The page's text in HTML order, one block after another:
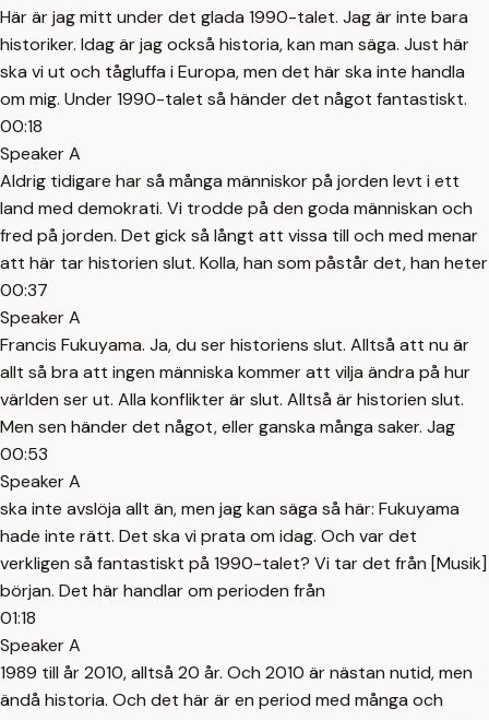
Här är jag mitt under det glada 1990-talet. Jag är inte bara
historiker. Idag är jag också historia, kan man säga. Just här
ska vi ut och tågluffa i Europa, men det här ska inte handla
om mig. Under 1990-talet så händer det något fantastiskt.
00:18
Speaker A
Aldrig tidigare har så många människor på jorden levt i ett
land med demokrati. Vi trodde på den goda människan och
fred på jorden. Det gick så långt att vissa till och med menar
att här tar historien slut. Kolla, han som påstår det, han heter
00:37
Speaker A
Francis Fukuyama. Ja, du ser historiens slut. Alltså att nu är
allt så bra att ingen människa kommer att vilja ändra på hur
världen ser ut. Alla konflikter är slut. Alltså är historien slut.
Men sen händer det något, eller ganska många saker. Jag
00:53
Speaker A
ska inte avslöja allt än, men jag kan säga så här: Fukuyama
hade inte rätt. Det ska vi prata om idag. Och var det
verkligen så fantastiskt på 1990-talet? Vi tar det från [Musik]
början. Det här handlar om perioden från
01:18
Speaker A
1989 till år 2010, alltså 20 år. Och 2010 är nästan nutid, men
ändå historia. Och det här är en period med många och